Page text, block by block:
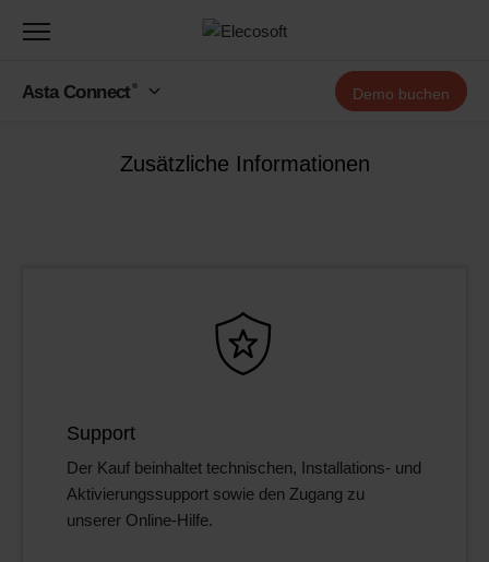
Zusätzliche Informationen
Support
Der Kauf beinhaltet technischen, Installations- und
Aktivierungssupport sowie den Zugang zu
unserer Online-Hilfe.
Toggle
Asta Connect ® Demo buchen